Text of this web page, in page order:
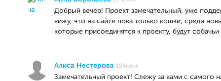
Добрый вечер! Проект замечательный, уже
вижу, что на сайте пока только кошки, среди
которые присоединятся к проекту, будут
Алиса Нестерова 19 июня
Замечательный проект! Слежу за вами с самого